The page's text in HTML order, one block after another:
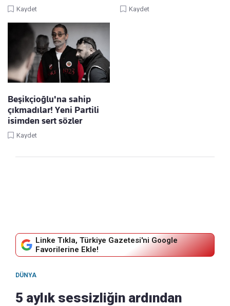
Kaydet Kaydet
Beşikçioğlu'na sahip
çıkmadılar! Yeni Partili
isimden sert sözler
Kaydet
Linke Tıkla, Türkiye Gazetesi'ni Google
Favorilerine Ekle!
DÜNYA
5 aylık sessizliğin ardından